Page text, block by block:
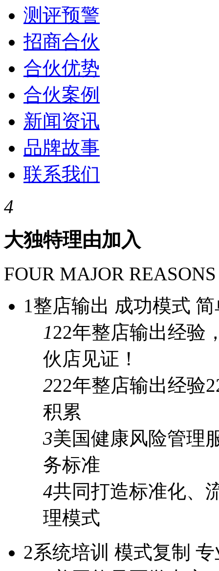
测评预警
招商合伙
合伙优势
合伙案例
新闻资讯
品牌故事
联系我们
4
大独特理由加入
FOUR MAJOR REASONS
1整店输出 成功模式
122年整店输出经验
伙店见证！
222年整店输出经验
积累
3美国健康风险管理
务标准
4共同打造标准化、
理模式
2系统培训 模式复制